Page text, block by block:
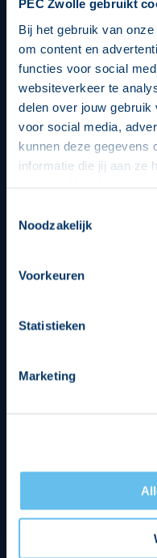
PEC Zwolle gebruikt
Bij het gebruik van
om content en
functies voor social
websiteverkeer te
delen over jouw
voor social media,
kunnen deze gegevens
informatie die jij aan ze
op een veilige en
beheren op de privacy-
Noodzakelijk
Voorkeuren
Statistieken
Marketing